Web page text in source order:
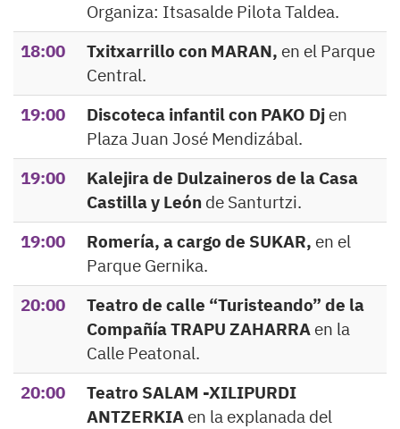
Organiza: Itsasalde Pilota Taldea.
18:00
Txitxarrillo con MARAN, en el Parque
Central.
19:00
Discoteca infantil con PAKO Dj en
Plaza Juan José Mendizábal.
19:00
Kalejira de Dulzaineros de la Casa
Castilla y León de Santurtzi.
19:00
Romería, a cargo de SUKAR, en el
Parque Gernika.
20:00
Teatro de calle “Turisteando” de la
Compañía TRAPU ZAHARRA en la
Calle Peatonal.
20:00
Teatro SALAM -XILIPURDI
ANTZERKIA en la explanada del